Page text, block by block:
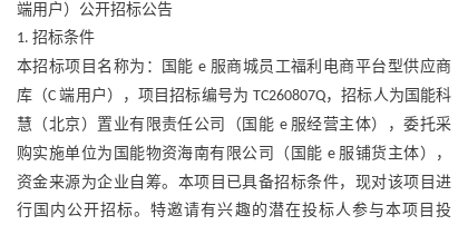
端用户）公开招标公告
1. 招标条件
本招标项目名称为：国能 e 服商城员工福利电商平台型供应商
库（C端用户），项目招标编号为 TC260807Q，招标人为国能科
慧（北京）置业有限责任公司（国能 e服经营主体），委托采
购实施单位为国能物资海南有限公司（国能 e服铺货主体），
资金来源为企业自筹。本项目已具备招标条件，现对该项目进
行国内公开招标。特邀请有兴趣的潜在投标人参与本项目投